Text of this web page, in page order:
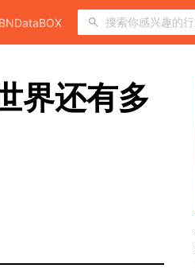
界还有多